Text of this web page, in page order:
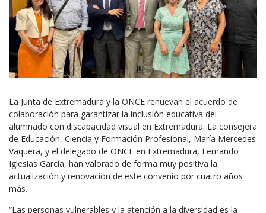
La Junta de Extremadura y la ONCE renuevan el acuerdo de
colaboración para garantizar la inclusión educativa del
alumnado con discapacidad visual en Extremadura. La consejera
de Educación, Ciencia y Formación Profesional, María Mercedes
Vaquera, y el delegado de ONCE en Extremadura, Fernando
Iglesias García, han valorado de forma muy positiva la
actualización y renovación de este convenio por cuatro años
más.
“Las personas vulnerables y la atención a la diversidad es la